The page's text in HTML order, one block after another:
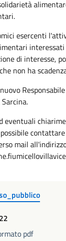
esercenti
di interesse,
non ha
eventuali
mail
pdf